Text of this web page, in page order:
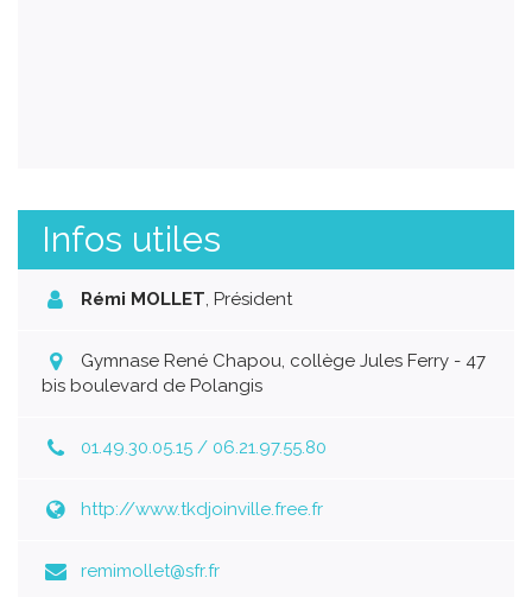
Infos utiles
Rémi MOLLET, Président
Gymnase René Chapou, collège Jules Ferry - 47
bis boulevard de Polangis
01.49.30.05.15 / 06.21.97.55.80
http://www.tkdjoinville.free.fr
remimollet@sfr.fr